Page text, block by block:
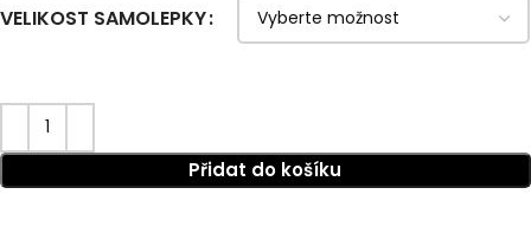
VELIKOST SAMOLEPKY
Přidat do košíku